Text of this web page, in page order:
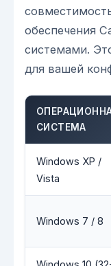
обеспечения
системами.
для вашей
СИСТЕМА
Windows XP /
Vista
Windows 7 / 8